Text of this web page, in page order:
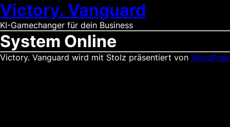
Victory. Vanguard
KI-Gamechanger für dein Business
System Online
Victory. Vanguard wird mit Stolz präsentiert von